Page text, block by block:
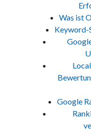
Was ist
Keyword-
Google